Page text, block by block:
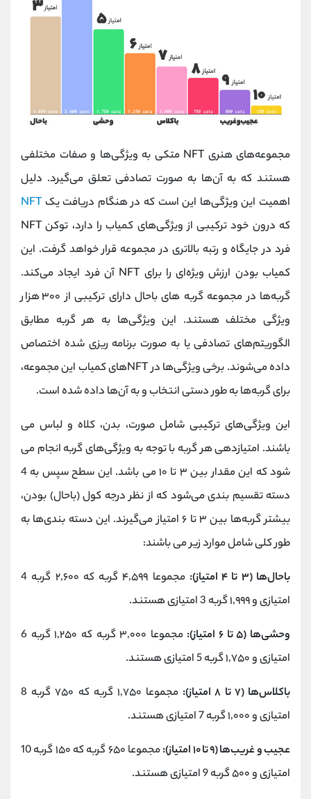
مجموعه‌های هنری NFT متکی به ویژگی‌ها و صفات مختلفی
هستند که به آن‌ها به صورت ‌تصادفی تعلق می‌گیرد. دلیل
اهمیت این ویژگی‌ها این است که در هنگام دریافت یک NFT
که درون خود ترکیبی از ویژگی‌های کمیاب را دارد، توکن NFT
فرد در جایگاه و رتبه بالاتری در مجموعه قرار خواهد گرفت. این
کمیاب ‌بودن ارزش ویژه‌ای را برای NFT آن فرد ایجاد می‌کند.
گربه‌ها در مجموعه گربه های باحال دارای ترکیبی از ۳۰۰ هزار
ویژگی مختلف هستند. این ویژگی‌ها به هر گربه مطابق
الگوریتم‌های تصادفی‌ یا به صورت برنامه ‌ریزی ‌شده اختصاص
داده می‌شوند. برخی ویژگی‌ها در NFTهای کمیاب این مجموعه،
برای گربه‌ها به‌ طور دستی انتخاب و به آن‌ها داده شده است.
این ویژگی‌های ترکیبی شامل صورت، بدن، کلاه و لباس می
باشند. امتیازدهی هر گربه با ‌توجه ‌به ویژگی‌های گربه انجام می
شود که این مقدار بین ۳ تا ۱۰ می باشد. این سطح سپس به 4
دسته تقسیم‌ بندی می‌شود که از ‌نظر درجه کول (باحال) بودن،
بیشتر گربه‌ها بین ۳ تا ۶ امتیاز می‌گیرند. این دسته‌ بندی‌ها به
‌طور کلی شامل موارد زیر می باشند:
باحال‌ها (۳ تا ۴ امتیاز):
مجموعا ۴,۵۹۹ گربه که ۲,۶۰۰ گربه 4
امتیازی و ۱,۹۹۹ گربه 3 ‌امتیازی هستند.
وحشی‌ها (۵ تا ۶ امتیاز):
مجموعا ۳,۰۰۰ گربه که ۱,۲۵۰ گربه 6
‌امتیازی و ۱,۷۵۰ گربه 5 ‌امتیازی هستند.
باکلاس‌ها (۷ تا ۸ امتیاز):
مجموعا ۱,۷۵۰ گربه که ۷۵۰ گربه 8
‌امتیازی و ۱,۰۰۰ گربه 7 ‌امتیازی هستند.
عجیب‌ و غریب‌ها (۹ تا ۱۰ امتیاز):
مجموعا ۶۵۰ گربه که ۱۵۰ گربه 10
امتیازی و ۵۰۰ گربه 9 امتیازی هستند.